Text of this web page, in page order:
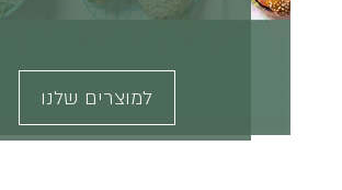
למוצרים שלנו